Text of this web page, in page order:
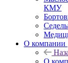
КМУ
О компании
О